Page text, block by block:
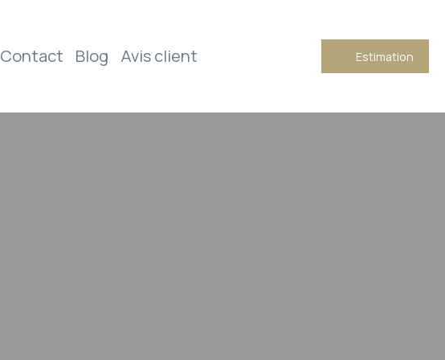
Contact Blog Avis client Estimation